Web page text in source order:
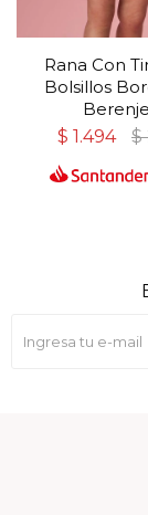
Rana Con
Bolsillos
$ 1.494 $